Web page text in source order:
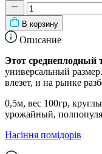
В корзину
Описание
Этот среднеплодный
универсальный
влезет, и на рынке
0,5м, вес 100гр,
урожайный,
Насіння помідорів